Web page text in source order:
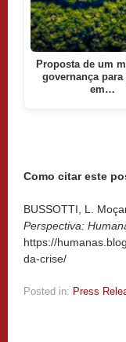
Proposta de um
governança
em…
Como citar este
BUSSOTTI, L.
Perspectiva:
https://
da-crise/
Posted in: Press